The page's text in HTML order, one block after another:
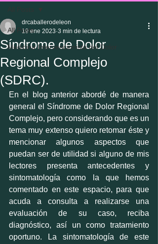
All Posts
Medicina Intervencionista del Dolor
All Posts
Síndrome de Dolor
Regional Complejo
(SDRC).
drcaballerodeleon
19 ene 2023 3 min de lectura
En el blog anterior abordé de manera
general el Síndrome de Dolor Regional
Complejo, pero considerando que es un
tema muy extenso quiero retomar éste y
mencionar algunos aspectos que
puedan ser de utilidad si alguno de mis
lectores presenta antecedentes y
sintomatología como la que hemos
comentado en este espacio, para que
acuda a consulta a realizarse una
evaluación de su caso, reciba
diagnóstico, así un como tratamiento
oportuno. La sintomatología de este